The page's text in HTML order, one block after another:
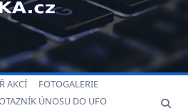
AKCÍ
FOTOGALERIE
ÚNOSU DO UFO